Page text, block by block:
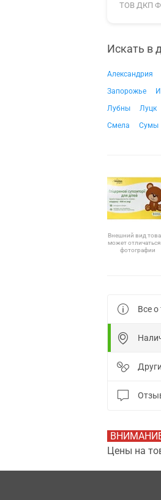
ТОВ ДКП
Искать в
Александрия
Запорожье
Лубны
Луцк
Смела
Сумы
Внешний вид
может отличаться
фотографии
Все о
Цены на